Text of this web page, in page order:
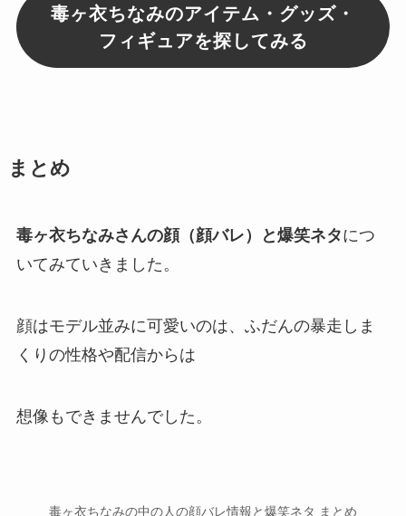
毒ヶ衣ちなみのアイテム・グッズ・
フィギュアを探してみる
まとめ
毒ヶ衣ちなみさんの顔（顔バレ）と爆笑ネタにつ
いてみていきました。
顔はモデル並みに可愛いのは、ふだんの暴走しま
くりの性格や配信からは
想像もできませんでした。
毒ヶ衣ちなみの中の人の顔バレ情報と爆笑ネタ まとめ